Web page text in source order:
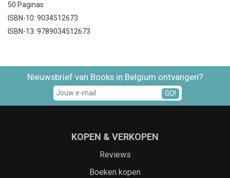
50 Paginas
ISBN-10: 9034512673
ISBN-13: 9789034512673
Nieuwsbrief van Books in Belgium ontvangen?
GO!
KOPEN & VERKOPEN
Reviews
Boeken kopen